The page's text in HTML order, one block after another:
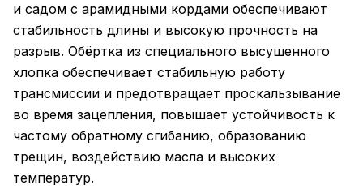
и садом с арамидными кордами обеспечивают
стабильность длины и высокую прочность на
разрыв. Обёртка из специального высушенного
хлопка обеспечивает стабильную работу
трансмиссии и предотвращает проскальзывание
во время зацепления, повышает устойчивость к
частому обратному сгибанию, образованию
трещин, воздействию масла и высоких
температур.